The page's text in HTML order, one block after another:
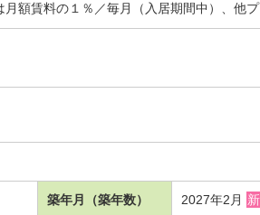
額賃料の１％／毎月（入居期間中）、他
築年月（築年数） 2027年2月